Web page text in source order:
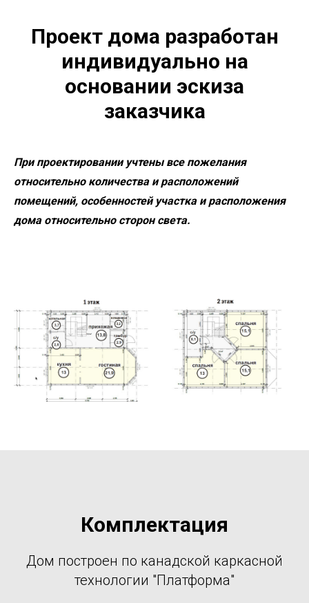
Проект дома разработан
индивидуально на
основании эскиза
заказчика
При проектировании учтены все пожелания
относительно количества и расположений
помещений, особенностей участка и расположения
дома относительно сторон света.
Комплектация
Дом построен по канадской каркасной
технологии "Платформа"